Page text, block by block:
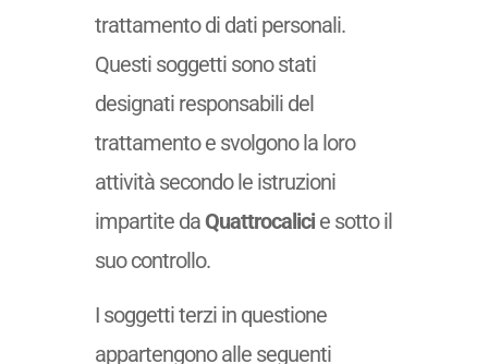
trattamento di dati personali.
Questi soggetti sono stati
designati responsabili del
trattamento e svolgono la loro
attività secondo le istruzioni
impartite daQuattrocalicie sotto il
suo controllo.
I soggetti terzi in questione
appartengono alle seguenti